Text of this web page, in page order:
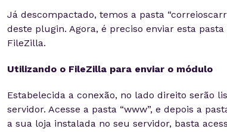
Já descompactado, temos a pasta
deste plugin. Agora, é preciso enviar esta
FileZilla.
Utilizando o FileZilla para enviar o módulo
Estabelecida a conexão, no lado direito serão
servidor. Acesse a pasta “www”, e depois a
a sua loja instalada no seu servidor, basta